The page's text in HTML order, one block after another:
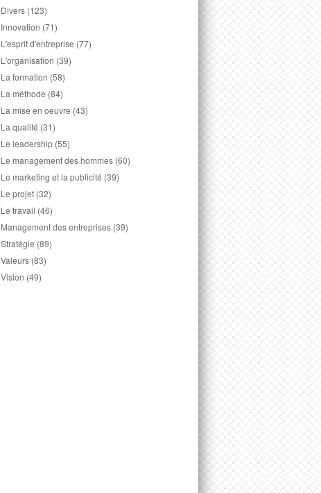
Divers (123)
Innovation (71)
L'esprit d'entreprise (77)
L'organisation (39)
La formation (58)
La méthode (84)
La mise en oeuvre (43)
La qualité (31)
Le leadership (55)
Le management des hommes (60)
Le marketing et la publicité (39)
Le projet (32)
Le travail (46)
Management des entreprises (39)
Stratégie (89)
Valeurs (83)
Vision (49)